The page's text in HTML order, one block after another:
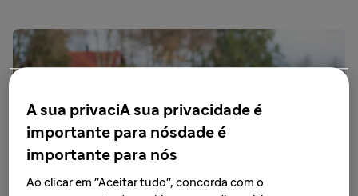
A sua privaciA sua privacidade é
importante para nósdade é
importante para nós
Ao clicar em "Aceitar tudo", concorda com o